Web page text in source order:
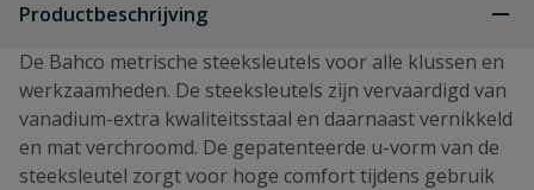
Productbeschrijving
De Bahco metrische steeksleutels voor alle klussen en
werkzaamheden. De steeksleutels zijn vervaardigd van
vanadium-extra kwaliteitsstaal en daarnaast vernikkeld
en mat verchroomd. De gepatenteerde u-vorm van de
steeksleutel zorgt voor hoge comfort tijdens gebruik